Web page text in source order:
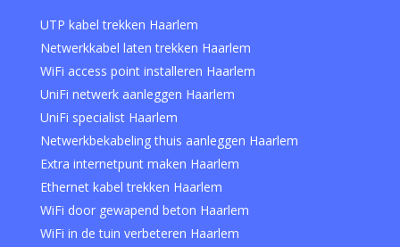
UTP kabel trekken Haarlem
Netwerkkabel laten trekken Haarlem
WiFi access point installeren Haarlem
UniFi netwerk aanleggen Haarlem
UniFi specialist Haarlem
Netwerkbekabeling thuis aanleggen Haarlem
Extra internetpunt maken Haarlem
Ethernet kabel trekken Haarlem
WiFi door gewapend beton Haarlem
WiFi in de tuin verbeteren Haarlem